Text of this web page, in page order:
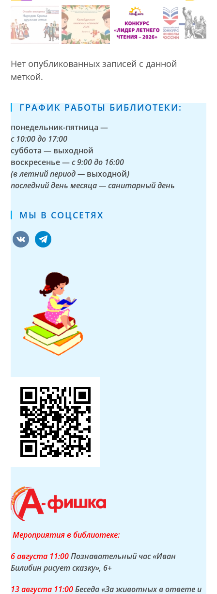
Нет опубликованных записей с данной
меткой.
ГРАФИК РАБОТЫ БИБЛИОТЕКИ:
понедельник-пятница —
с 10:00 до 17:00
суббота — выходной
воскресенье —с 9:00 до 16:00
(в летний период — выходной)
последний день месяца — санитарный день
МЫ В СОЦСЕТЯХ
vkontaktetelegram
Мероприятия в библиотеке:
6 августа 11:00Познавательный час «Иван
Билибин рисует сказку», 6+
13 августа 11:00Беседа «За животных в ответе и